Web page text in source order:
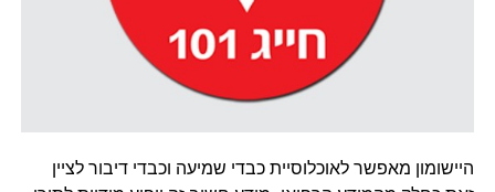
היישומון מאפשר לאוכלוסיית כבדי שמיעה וכבדי דיבור לציין